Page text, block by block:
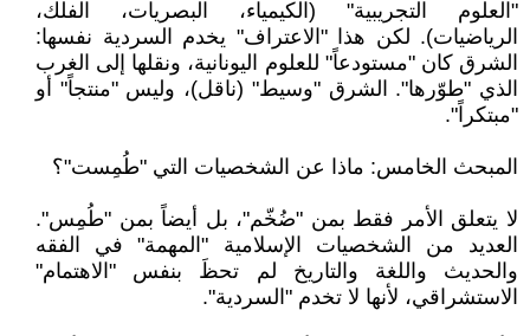
"العلوم التجريبية" (الكيمياء، البصريات، الفلك،
الرياضيات). لكن هذا "الاعتراف" يخدم السردية نفسها:
الشرق كان "مستودعاً" للعلوم اليونانية، ونقلها إلى الغرب
الذي "طوّرها". الشرق "وسيط" (ناقل)، وليس "منتجاً" أو
"مبتكراً".
المبحث الخامس: ماذا عن الشخصيات التي "طُمِست"؟
لا يتعلق الأمر فقط بمن "ضُخّم"، بل أيضاً بمن "طُمِس".
العديد من الشخصيات الإسلامية "المهمة" في الفقه
والحديث واللغة والتاريخ لم تحظَ بنفس "الاهتمام"
الاستشراقي، لأنها لا تخدم "السردية".